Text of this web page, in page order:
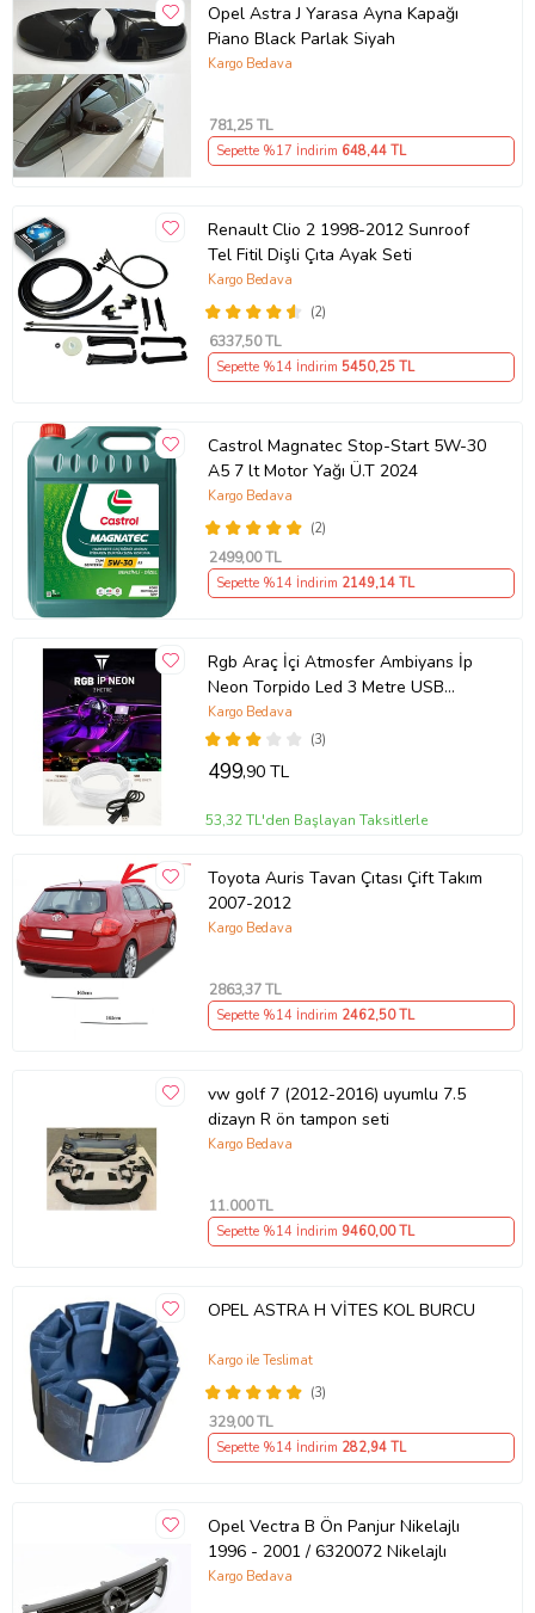
Opel Astra J Yarasa Ayna Kapağı
Piano Black Parlak Siyah
Kargo Bedava
781,25 TL
Sepette %17 İndirim 648,44 TL
Renault Clio 2 1998-2012 Sunroof
Tel Fitil Dişli Çıta Ayak Seti
(2)
Kargo Bedava
6337,50 TL
Sepette %14 İndirim 5450,25 TL
Castrol Magnatec Stop-Start 5W-30
A5 7 lt Motor Yağı Ü.T 2024
(2)
Kargo Bedava
2499,00 TL
Sepette %14 İndirim 2149,14 TL
Rgb Araç İçi Atmosfer Ambiyans İp
Neon Torpido Led 3 Metre USB
Girişli
(3)
Kargo Bedava
499,90 TL
53,32 TL'den Başlayan Taksitlerle
Toyota Auris Tavan Çıtası Çift Takım
2007-2012
Kargo Bedava
2863,37 TL
Sepette %14 İndirim 2462,50 TL
vw golf 7 (2012-2016) uyumlu 7.5
dizayn R ön tampon seti
Kargo Bedava
11.000TL
Sepette %14 İndirim 9460,00 TL
OPEL ASTRA H VİTES KOL BURCU
(3)
Kargo ile Teslimat
329,00 TL
Sepette %14 İndirim 282,94 TL
Opel Vectra B Ön Panjur Nikelajlı
1996 - 2001 / 6320072 Nikelajlı
Kargo Bedava